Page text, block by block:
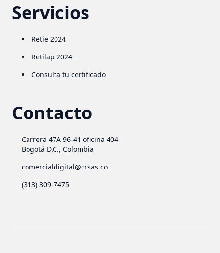
Servicios
Retie 2024
Retilap 2024
Consulta tu certificado
Contacto
Carrera 47A 96-41 oficina 404
Bogotá D.C., Colombia
comercialdigital@crsas.co
(313) 309-7475